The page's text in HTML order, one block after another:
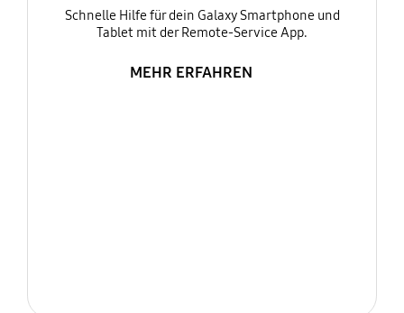
Schnelle Hilfe für dein Galaxy Smartphone und
Tablet mit der Remote-Service App.
MEHR ERFAHREN